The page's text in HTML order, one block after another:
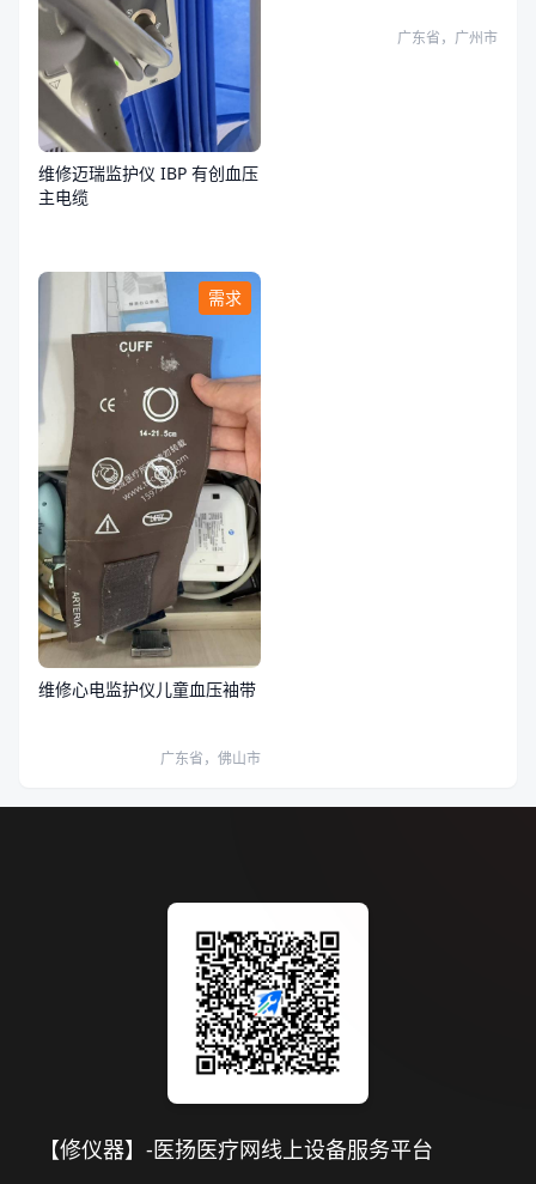
维修迈瑞监护仪 IBP 有创血压
主电缆
广东省，广州市
需求
维修心电监护仪儿童血压袖带
广东省，佛山市
【修仪器】-医扬医疗网线上设备服务平台